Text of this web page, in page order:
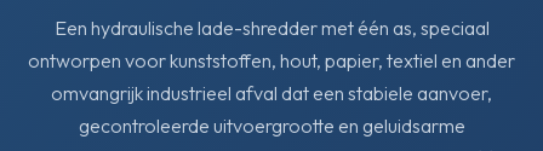
Een hydraulische lade-shredder met één as, speciaal
ontworpen voor kunststoffen, hout, papier, textiel en ander
omvangrijk industrieel afval dat een stabiele aanvoer,
gecontroleerde uitvoergrootte en geluidsarme